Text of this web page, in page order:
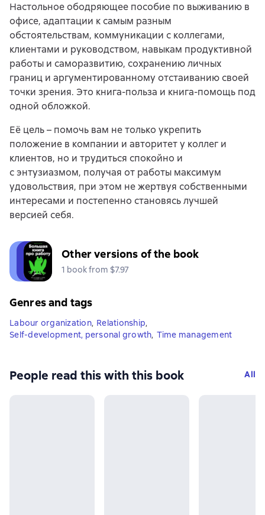
Настольное ободряющее пособие по выживанию в
офисе, адаптации к самым разным
обстоятельствам, коммуникации с коллегами,
клиентами и руководством, навыкам продуктивной
работы и саморазвитию, сохранению личных
границ и аргументированному отстаиванию своей
точки зрения. Это книга-польза и книга-помощь под
одной обложкой.
Её цель – помочь вам не только укрепить
положение в компании и авторитет у коллег и
клиентов, но и трудиться спокойно и
с энтузиазмом, получая от работы максимум
удовольствия, при этом не жертвуя собственными
интересами и постепенно становясь лучшей
версией себя.
Other versions of the book
1 book from $7.97
Genres and tags
Labour organization, Relationship,
Self-development, personal growth, Time management
People read this with this book All